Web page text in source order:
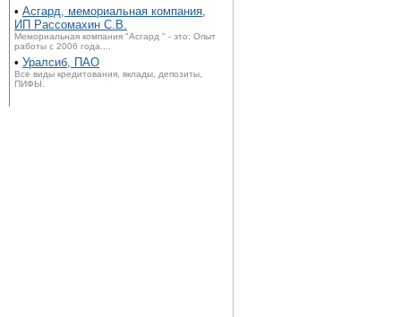
• Асгард, мемориальная компания,
ИП Рассомахин С.В.
Мемориальная компания "Асгард " - это: Опыт
работы с 2006 года....
• Уралсиб, ПАО
Все виды кредитования, вклады, депозиты,
ПИФЫ.